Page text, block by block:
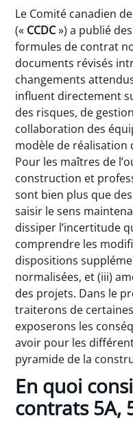
Le Comité canadien
(« CCDC») a publié
formules de contrat
documents révisés
changements
influent directement
des risques, de
collaboration des
modèle de réalisation
Pour les maîtres de
construction et
sont bien plus que
saisir le sens
dissiper l’incertitude
comprendre les
dispositions
normalisées, et (iii)
des projets. Dans le
traiterons de
exposerons les
avoir pour les
pyramide de la
En quoi
contrats 5A,